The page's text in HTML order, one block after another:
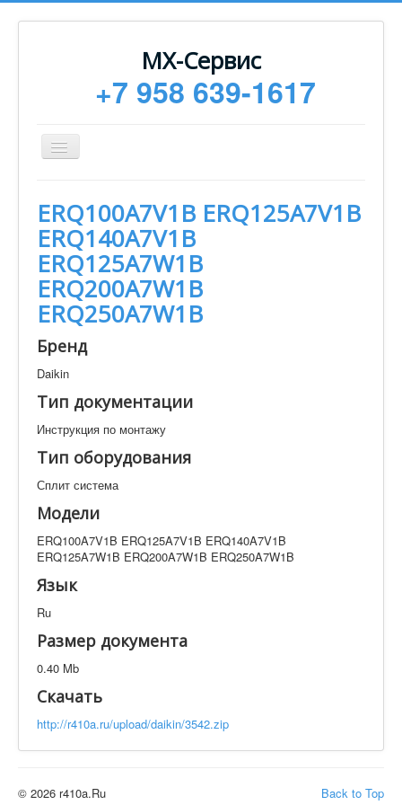
МХ-Сервис
+7 958 639-1617
Toggle
Navigation
Монтаж
Сервисное обслуживание
Техническая документация
Статьи
Новости
Контакты
Техническая документация
ERQ100A7V1B ERQ125A7V1B ERQ140A7V1B
ERQ125A7W1B ERQ200A7W1B ERQ250A7W1B
Искать
Производитель Тип документации
Элементов на страницу
ERQ100A7V1B ERQ125A7V1B
ERQ140A7V1B
ERQ125A7W1B
ERQ200A7W1B
ERQ250A7W1B
Бренд
Daikin
Тип документации
Инструкция по монтажу
Тип оборудования
Сплит система
Модели
ERQ100A7V1B ERQ125A7V1B ERQ140A7V1B
ERQ125A7W1B ERQ200A7W1B ERQ250A7W1B
Язык
Ru
Размер документа
0.40 Mb
Скачать
http://r410a.ru/upload/daikin/3542.zip
Back to Top
© 2026 r410a.Ru